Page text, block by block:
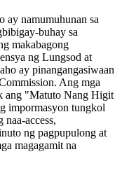
ay namumuhunan sa
buhay sa
makabagong
ng Lungsod at
ay pinangangasiwaan
Ang mga
ang "Matuto Nang Higit
impormasyon tungkol
access,
ng pagpupulong at
magagamit na